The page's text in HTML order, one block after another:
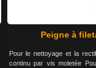
Peigne à
Pour le nettoyage et la
continu par vis moletée